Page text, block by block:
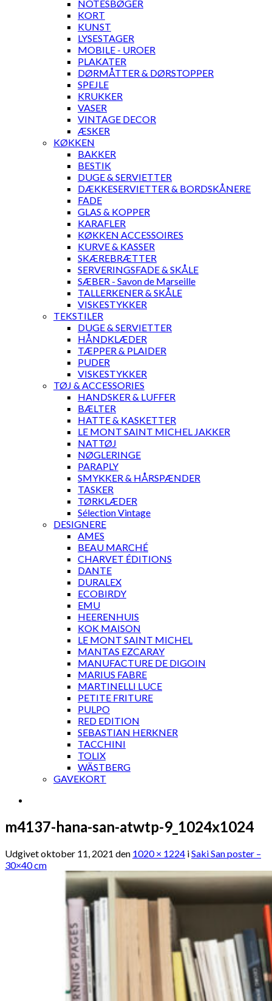
NOTESBØGER
KORT
KUNST
LYSESTAGER
MOBILE - UROER
PLAKATER
DØRMÅTTER & DØRSTOPPER
SPEJLE
KRUKKER
VASER
VINTAGE DECOR
ÆSKER
KØKKEN
BAKKER
BESTIK
DUGE & SERVIETTER
DÆKKESERVIETTER & BORDSKÅNERE
FADE
GLAS & KOPPER
KARAFLER
KØKKEN ACCESSOIRES
KURVE & KASSER
SKÆREBRÆTTER
SERVERINGSFADE & SKÅLE
SÆBER - Savon de Marseille
TALLERKENER & SKÅLE
VISKESTYKKER
TEKSTILER
DUGE & SERVIETTER
HÅNDKLÆDER
TÆPPER & PLAIDER
PUDER
VISKESTYKKER
TØJ & ACCESSORIES
HANDSKER & LUFFER
BÆLTER
HATTE & KASKETTER
LE MONT SAINT MICHEL JAKKER
NATTØJ
NØGLERINGE
PARAPLY
SMYKKER & HÅRSPÆNDER
TASKER
TØRKLÆDER
Sélection Vintage
DESIGNERE
AMES
BEAU MARCHÉ
CHARVET ÉDITIONS
DANTE
DURALEX
ECOBIRDY
EMU
HEERENHUIS
KOK MAISON
LE MONT SAINT MICHEL
MANTAS EZCARAY
MANUFACTURE DE DIGOIN
MARIUS FABRE
MARTINELLI LUCE
PETITE FRITURE
PULPO
RED EDITION
SEBASTIAN HERKNER
TACCHINI
TOLIX
WÄSTBERG
GAVEKORT
m4137-hana-san-atwtp-9_1024x1024
Udgivetoktober 11, 2021 den 1020 × 1224 iSaki San poster –
30×40 cm